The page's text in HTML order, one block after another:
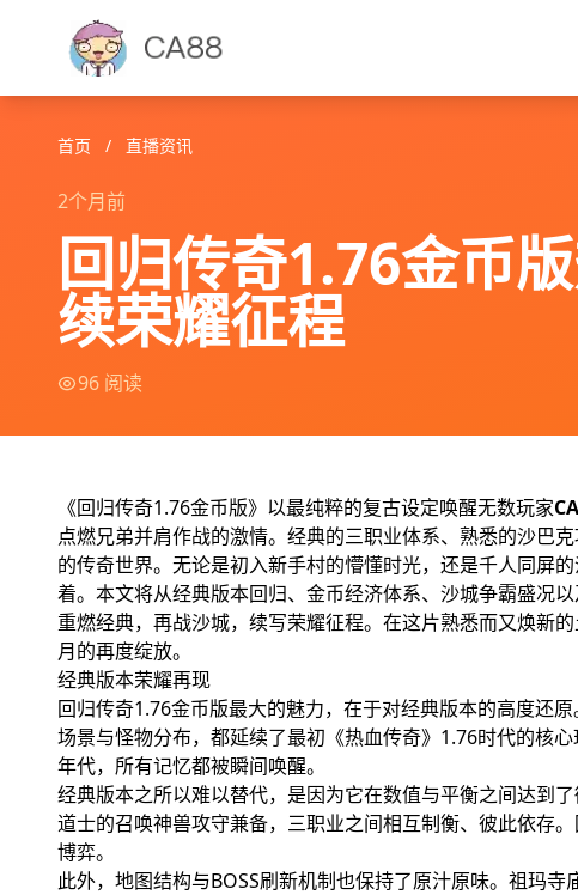
首页 / 直播资讯
2个月前
回归传奇1.76金币
续荣耀征程
96 阅读
《回归传奇1.76金币版》以最纯粹的复古设定唤醒无数玩家
点燃兄弟并肩作战的激情。经典的三职业体系、熟悉的沙巴
的传奇世界。无论是初入新手村的懵懂时光，还是千人同屏
着。本文将从经典版本回归、金币经济体系、沙城争霸盛况
重燃经典，再战沙城，续写荣耀征程。在这片熟悉而又焕新
月的再度绽放。
经典版本荣耀再现
回归传奇1.76金币版最大的魅力，在于对经典版本的高度还
场景与怪物分布，都延续了最初《热血传奇》1.76时代的核
年代，所有记忆都被瞬间唤醒。
经典版本之所以难以替代，是因为它在数值与平衡之间达到
道士的召唤神兽攻守兼备，三职业之间相互制衡、彼此依存
博弈。
此外，地图结构与BOSS刷新机制也保持了原汁原味。祖玛